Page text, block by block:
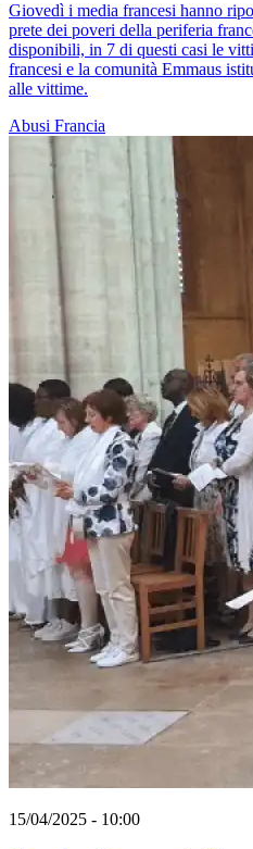
Giovedì i media francesi hanno
prete dei poveri della periferia
disponibili, in 7 di questi casi le
francesi e la comunità Emmaus
alle vittime.
Abusi Francia
15/04/2025 - 10:00